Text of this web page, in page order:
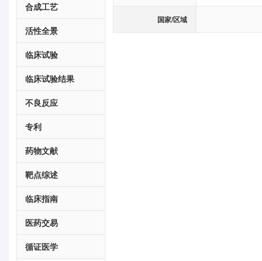
合成工艺
活性全景
临床试验
临床试验结果
不良反应
专利
药物文献
靶点综述
临床指南
医药交易
循证医学
国家/区域